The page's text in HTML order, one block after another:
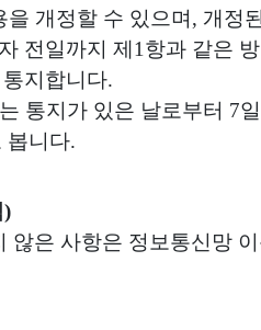
을 개정할 수 있으며, 개
전일까지 제1항과 같은
지합니다.
통지가 있은 날로부터 7
봅니다.
)
않은 사항은 정보통신망